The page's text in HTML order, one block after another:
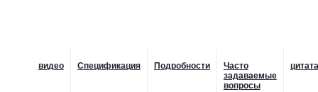
видео Спецификация Подробности
Часто
задаваемые
вопросы
цитата